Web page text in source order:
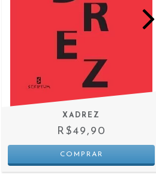
XADREZ
R$49,90